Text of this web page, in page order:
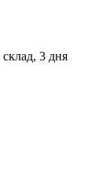
склад, 3 дня